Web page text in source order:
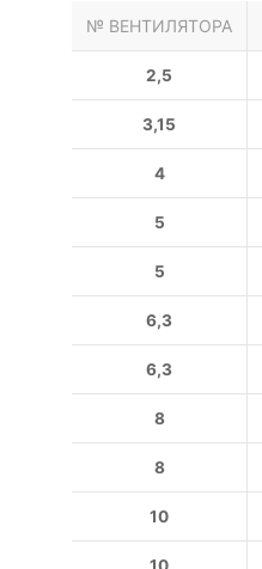
№ ВЕНТИЛЯТОРА
2,5
3,15
4
5
5
6,3
6,3
8
8
10
10